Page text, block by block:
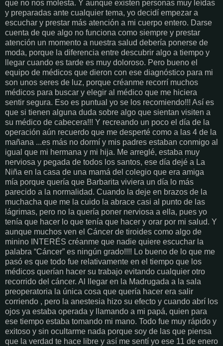
que no nos molesta. Y aunque existen personas muy leídas
y preparadas ante cualquier tema, yo decidí empezar a
escuchar y prestar más atención a mi cuerpo entero. Darse
cuenta de que algo no funciona como siempre y prestar
atención un momento a nuestra salud debería ponerse de
moda, porque la diferencia entre descubrir algo a tiempo y
llegar cuando es tarde es muy doloroso. Pero bueno el
equipo de médicos que dieron con ese diagnóstico para mi
son unos seres de luz, porque créanme recorrí muchos
médicos para buscar y elegir al médico que me hiciera
sentir segura. Eso es puntual yo se los recomiendo!!! Así es
que si tienen alguna duda sobre algo que sientan visiten a
su médico de cabecera!!! Y recreando un poco el día de la
operación aún recuerdo que me desperté como a las 4 de la
mañana ...es más no dormí y mis padres estaban conmigo al
igual que mi hermana y mi hija. Me arreglé, estaba muy
nerviosa y pegada de todos los santos, ese día dejé a La
Niña en la casa de una mamá del colegio que era amiga
mía porque quería que Barbarita viviera un día lo más
parecido a la normalidad. Cuando la deje en brazos de la
muchacha que me la cuido la abrace casi al punto de las
lágrimas, pero no la quería poner nerviosa a ella, pues yo
tenía que hacer lo que tenía que hacer y orar por mi salud. Y
aunque muchos ven el Cáncer de tiroides como algo de
minino INTERÉS créanme que nadie quiere escuchar la
palabra “Cáncer” es ningún grado!!!! Lo bueno de lo que me
pasó es que todo fue relativamente en el tiempo que los
médicos querían hacer su trabajo evitando cualquier otro
recorrido del cáncer. Al llegar en la Madrugada a la sala
preoperatoria la única cosa que quería hacer era salir
corriendo , pero la anestesia hizo su efecto y cuando abrí los
ojos ya estaba operada y llamando a mi papá, quien para
ese tiempo estaba tomando mi mano. Todo fue muy rápido y
exitoso y sin ocultarme nada porque soy de las que piensa
que la verdad te hace libre y así me sentí yo ese 11 de enero